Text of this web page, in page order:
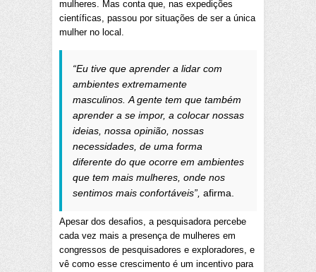
mulheres. Mas conta que, nas expedições
científicas, passou por situações de ser a única
mulher no local.
“Eu tive que aprender a lidar com
ambientes extremamente
masculinos. A gente tem que também
aprender a se impor, a colocar nossas
ideias, nossa opinião, nossas
necessidades, de uma forma
diferente do que ocorre em ambientes
que tem mais mulheres, onde nos
sentimos mais confortáveis”, afirma.
Apesar dos desafios, a pesquisadora percebe
cada vez mais a presença de mulheres em
congressos de pesquisadores e exploradores, e
vê como esse crescimento é um incentivo para